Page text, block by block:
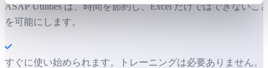
ASAP Utilities は、時間を節約し、Excel だけではできないこ
を可能にします。
すぐに使い始められます。トレーニングは必要ありません。